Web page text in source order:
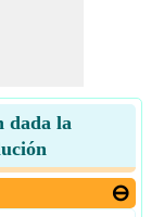
dada la